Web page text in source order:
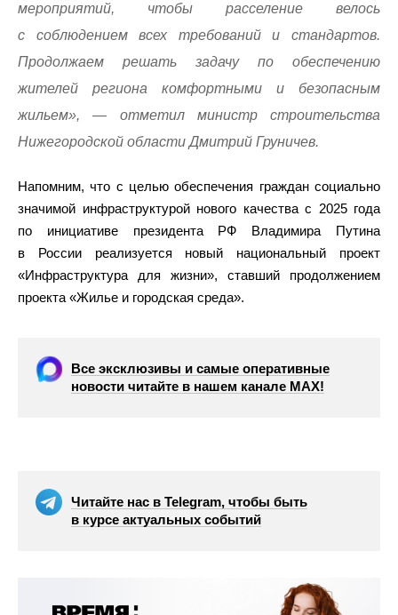
мероприятий, чтобы расселение велось
с соблюдением всех требований и стандартов.
Продолжаем решать задачу по обеспечению
жителей региона комфортными и безопасным
жильем», — отметил министр строительства
Нижегородской области Дмитрий Груничев.
Напомним, что с целью обеспечения граждан социально
значимой инфраструктурой нового качества с 2025 года
по инициативе президента РФ Владимира Путина
в России реализуется новый национальный проект
«Инфраструктура для жизни», ставший продолжением
проекта «Жилье и городская среда».
Все эксклюзивы и самые оперативные
новости читайте в нашем канале МАХ!
Читайте нас в Telegram, чтобы быть
в курсе актуальных событий